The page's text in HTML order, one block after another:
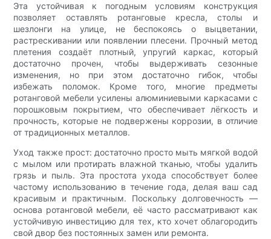
Эта устойчивая к погодным условиям конструкция
позволяет оставлять ротанговые кресла, столы и
шезлонги на улице, не беспокоясь о выцветании,
растрескивании или появлении плесени. Прочный метод
плетения создаёт плотный, упругий каркас, который
достаточно прочен, чтобы выдерживать сезонные
изменения, но при этом достаточно гибок, чтобы
избежать поломок. Кроме того, многие предметы
ротанговой мебели усилены алюминиевыми каркасами с
порошковым покрытием, что обеспечивает лёгкость и
прочность, которые не подвержены коррозии, в отличие
от традиционных металлов.
Уход также прост: достаточно просто мыть мягкой водой
с мылом или протирать влажной тканью, чтобы удалить
грязь и пыль. Эта простота ухода способствует более
частому использованию в течение года, делая ваш сад
красивым и практичным. Поскольку долговечность —
основа ротанговой мебели, её часто рассматривают как
устойчивую инвестицию для тех, кто хочет облагородить
свой двор без постоянных замен или ремонта.